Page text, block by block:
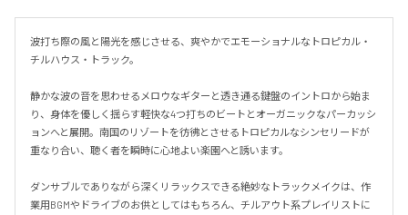
波打ち際の風と陽光を感じさせる、爽やかでエモーショナルなトロピカル・
チルハウス・トラック。
静かな波の音を思わせるメロウなギターと透き通る鍵盤のイントロから始ま
り、身体を優しく揺らす軽快な4つ打ちのビートとオーガニックなパーカッシ
ョンへと展開。南国のリゾートを彷彿とさせるトロピカルなシンセリードが
重なり合い、聴く者を瞬時に心地よい楽園へと誘います。
ダンサブルでありながら深くリラックスできる絶妙なトラックメイクは、作
業用BGMやドライブのお供としてはもちろん、チルアウト系プレイリストに